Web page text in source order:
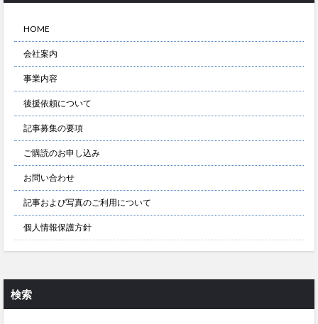
HOME
会社案内
事業内容
後援依頼について
記事募集の要項
ご購読のお申し込み
お問い合わせ
記事および写真のご利用について
個人情報保護方針
検索